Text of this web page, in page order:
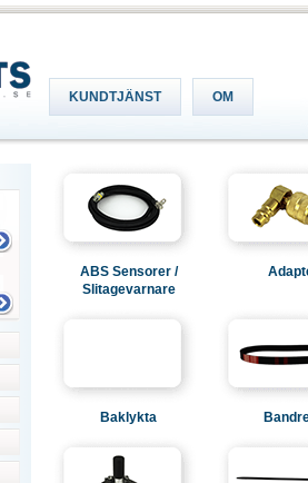
KUNDTJÄNST OM
ABS Sensorer /
Slitagevarnare
Baklykta